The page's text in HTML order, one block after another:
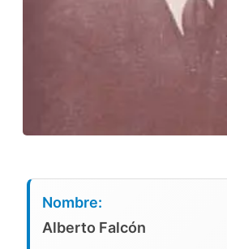
Nombre:
Alberto Falcón